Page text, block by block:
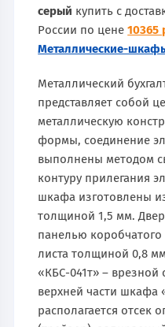
серый купить с
России по цене10365
Металлические-
Металлический
представляет собой
металлическую
формы, соединение
выполнены методом
контуру прилегания
шкафа изготовлены
толщиной 1,5 мм.
панелью коробчатого
листа толщиной 0,8
«КБС-041т» – врезной
верхней части шкафа
располагается отсек